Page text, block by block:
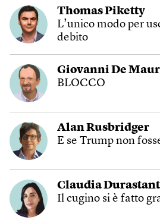
Thomas Piketty
L’unico modo per
debito
Giovanni De
BLOCCO
Alan Rusbridger
E se Trump non
Claudia
Il cugino si è fatto